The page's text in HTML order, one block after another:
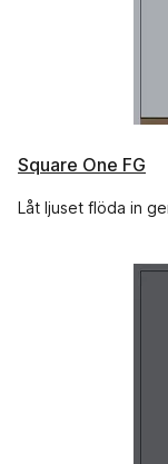
Square One FG
Låt ljuset flöda in